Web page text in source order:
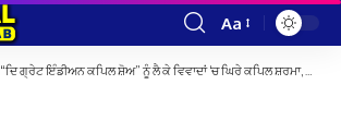
Font
Resizer
Aa
“ਦਿ ਗ੍ਰੇਟ ਇੰਡੀਅਨ ਕਪਿਲ ਸ਼ੋਅ” ਨੂੰ ਲੈ ਕੇ ਵਿਵਾਦਾਂ ‘ਚ ਘਿਰੇ ਕਪਿਲ ਸ਼ਰਮਾ, ਮਾਮਲਾ ਦਰਜ